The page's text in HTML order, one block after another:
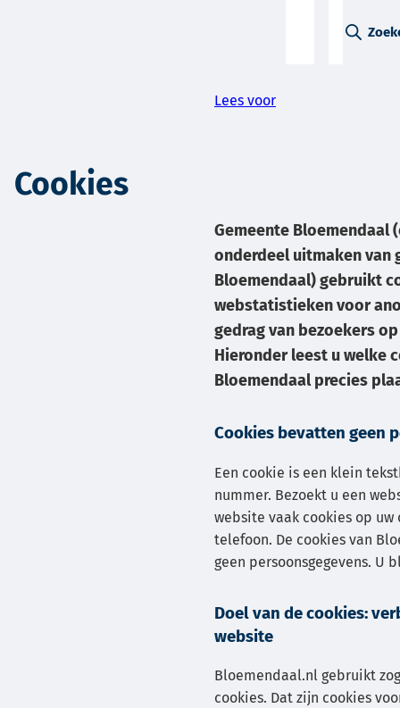
Lees voor
Cookies
Gemeente Bloemendaal
onderdeel uitmaken van
Bloemendaal) gebruikt
webstatistieken voor
gedrag van bezoekers
Hieronder leest u welke
Bloemendaal precies
Cookies bevatten geen
Een cookie is een klein
nummer. Bezoekt u een
website vaak cookies op
telefoon. De cookies van
geen persoonsgegevens. U
Doel van de cookies:
website
Bloemendaal.nl gebruikt
cookies. Dat zijn cookies